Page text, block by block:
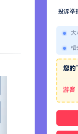
投诉举
大
格
您的
游客